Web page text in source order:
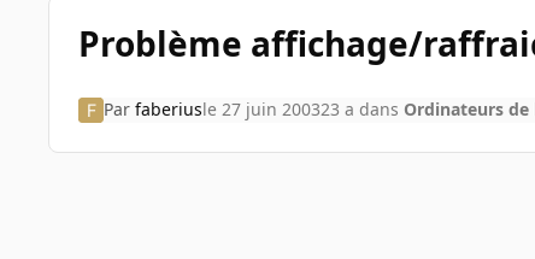
Problème affichage/
Par faberiusle 27 juin 200323 a dans Ordinateurs